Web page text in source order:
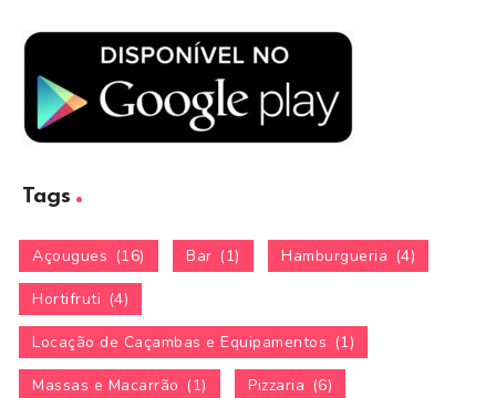
Tags
Açougues (16) Bar (1) Hamburgueria (4)
Hortifruti (4)
Locação de Caçambas e Equipamentos (1)
Massas e Macarrão (1) Pizzaria (6)